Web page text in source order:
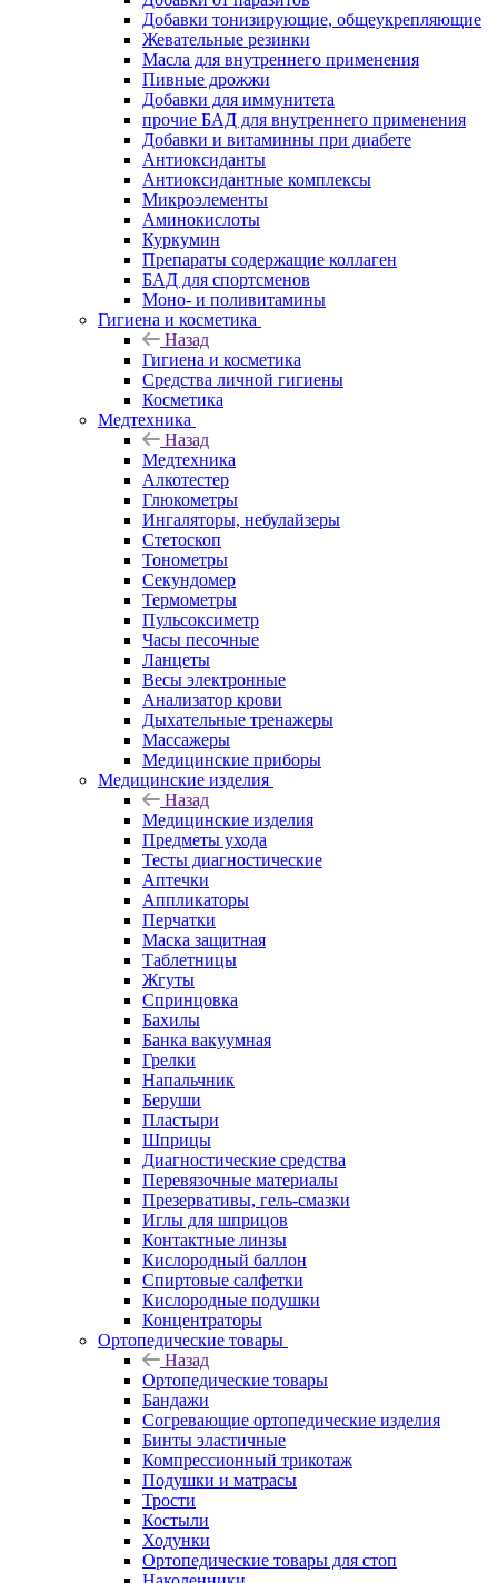
Добавки тонизирующие, общеукрепляющие
Жевательные резинки
Масла для внутреннего применения
Пивные дрожжи
Добавки для иммунитета
прочие БАД для внутреннего применения
Добавки и витаминны при диабете
Антиоксиданты
Антиоксидантные комплексы
Микроэлементы
Аминокислоты
Куркумин
Препараты содержащие коллаген
БАД для спортсменов
Моно- и поливитамины
Гигиена и косметика
Назад
Гигиена и косметика
Средства личной гигиены
Косметика
Медтехника
Назад
Медтехника
Алкотестер
Глюкометры
Ингаляторы, небулайзеры
Стетоскоп
Тонометры
Секундомер
Термометры
Пульсоксиметр
Часы песочные
Ланцеты
Весы электронные
Анализатор крови
Дыхательные тренажеры
Массажеры
Медицинские приборы
Медицинские изделия
Назад
Медицинские изделия
Предметы ухода
Тесты диагностические
Аптечки
Аппликаторы
Перчатки
Маска защитная
Таблетницы
Жгуты
Спринцовка
Бахилы
Банка вакуумная
Грелки
Напальчник
Беруши
Пластыри
Шприцы
Диагностические средства
Перевязочные материалы
Презервативы, гель-смазки
Иглы для шприцов
Контактные линзы
Кислородный баллон
Спиртовые салфетки
Кислородные подушки
Концентраторы
Ортопедические товары
Назад
Ортопедические товары
Бандажи
Согревающие ортопедические изделия
Бинты эластичные
Компрессионный трикотаж
Подушки и матрасы
Трости
Костыли
Ходунки
Ортопедические товары для стоп